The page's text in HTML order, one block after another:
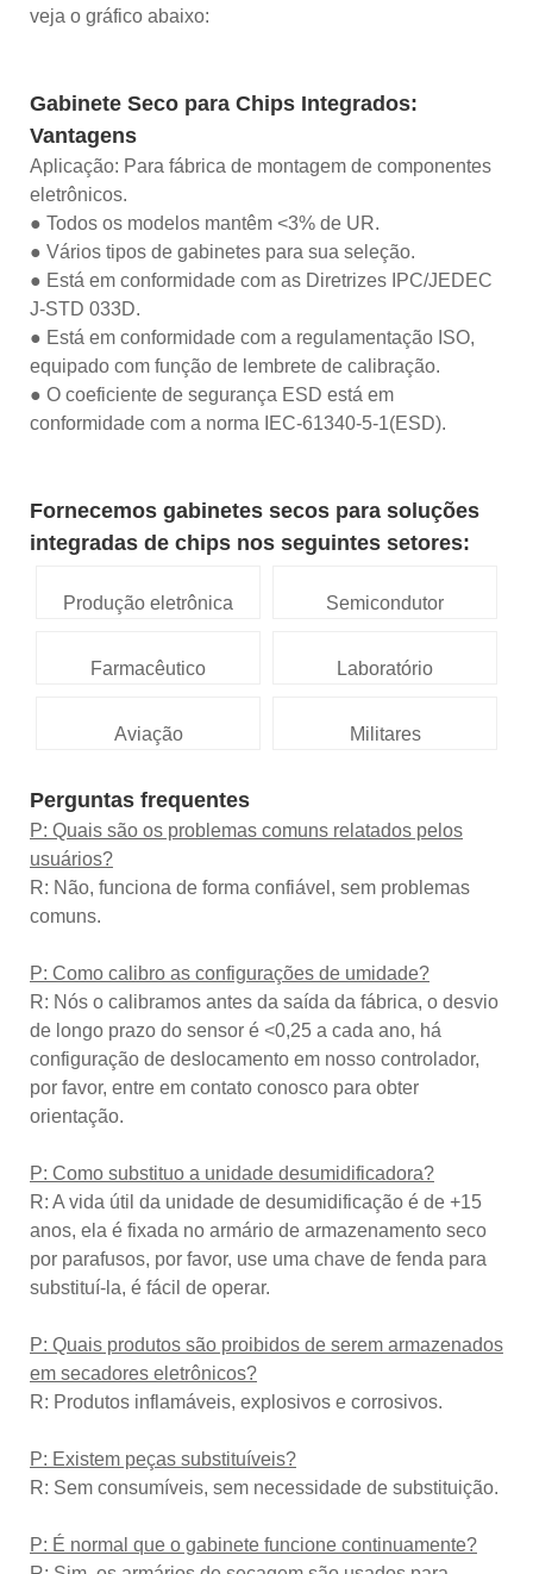
veja o gráfico abaixo:
Gabinete Seco para Chips Integrados:
Vantagens
Aplicação: Para fábrica de montagem de componentes
eletrônicos.
● Todos os modelos mantêm <3% de UR.
● Vários tipos de gabinetes para sua seleção.
● Está em conformidade com as Diretrizes IPC/JEDEC
J-STD 033D.
● Está em conformidade com a regulamentação ISO,
equipado com função de lembrete de calibração.
● O coeficiente de segurança ESD está em
conformidade com a norma IEC-61340-5-1(ESD).
Fornecemos gabinetes secos para soluções
integradas de chips nos seguintes setores:
Produção eletrônica Semicondutor
Farmacêutico Laboratório
Aviação Militares
Perguntas frequentes
P: Quais são os problemas comuns relatados pelos
usuários?
R: Não, funciona de forma confiável, sem problemas
comuns.
P: Como calibro as configurações de umidade?
R: Nós o calibramos antes da saída da fábrica, o desvio
de longo prazo do sensor é <0,25 a cada ano, há
configuração de deslocamento em nosso controlador,
por favor, entre em contato conosco para obter
orientação.
P: Como substituo a unidade desumidificadora?
R: A vida útil da unidade de desumidificação é de +15
anos, ela é fixada no armário de armazenamento seco
por parafusos, por favor, use uma chave de fenda para
substituí-la, é fácil de operar.
P: Quais produtos são proibidos de serem armazenados
em secadores eletrônicos?
R: Produtos inflamáveis, explosivos e corrosivos.
P: Existem peças substituíveis?
R: Sem consumíveis, sem necessidade de substituição.
P: É normal que o gabinete funcione continuamente?